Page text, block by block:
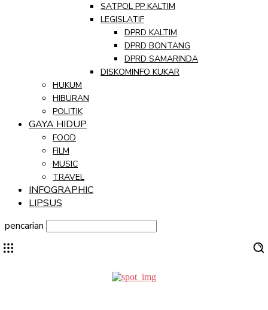
SATPOL PP KALTIM
LEGISLATIF
DPRD KALTIM
DPRD BONTANG
DPRD SAMARINDA
DISKOMINFO KUKAR
HUKUM
HIBURAN
POLITIK
GAYA HIDUP
FOOD
FILM
MUSIC
TRAVEL
INFOGRAPHIC
LIPSUS
pencarian